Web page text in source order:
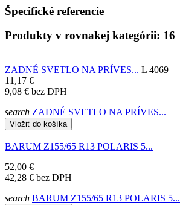
Špecifické referencie
Produkty v rovnakej kategórii: 16
ZADNÉ SVETLO NA PRÍVES... L 4069
11,17 €
9,08 € bez DPH
search ZADNÉ SVETLO NA PRÍVES...
Vložiť do košíka
BARUM Z155/65 R13 POLARIS 5...
52,00 €
42,28 € bez DPH
search BARUM Z155/65 R13 POLARIS 5...